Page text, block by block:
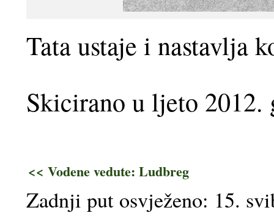
Tata ustaje i nastavlja
Skicirano u ljeto 2012.
<< Vodene vedute: Ludbreg
Zadnji put osvježeno: 15.